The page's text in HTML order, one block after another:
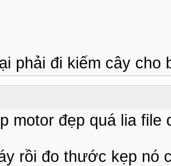
phải đi kiếm cây cho
motor đẹp quá lia
rồi đo thước kẹp nó